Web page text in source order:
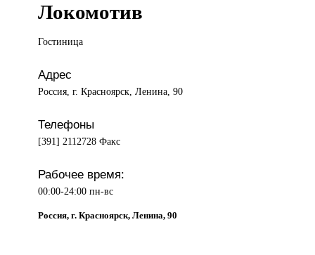
Локомотив
Гостиница
Адрес
Россия, г. Красноярск, Ленина, 90
Телефоны
[391] 2112728 Факс
Рабочее время:
00:00-24:00 пн-вс
Россия, г. Красноярск, Ленина, 90